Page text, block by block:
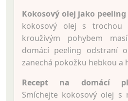
Kokosový olej jako
kokosový olej s trochou
krouživým pohybem
domácí peeling odstraní
zanechá pokožku hebkou a
Recept na domácí
Smíchejte kokosový olej s